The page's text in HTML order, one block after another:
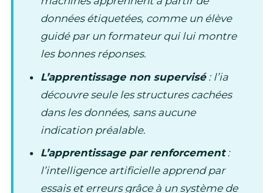
données étiquetées, comme un élève
guidé par un formateur qui lui montre
les bonnes réponses.
L’apprentissage non supervisé: l’ia
découvre seule les structures cachées
dans les données, sans aucune
indication préalable.
L’apprentissage par renforcement:
l’intelligence artificielle apprend par
essais et erreurs grâce à un système de